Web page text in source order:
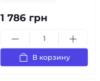
1 786 грн
В корзину